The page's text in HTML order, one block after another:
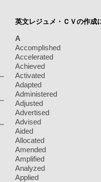
英文レジュメ・ＣＶの作成
A
Accomplished
Accelerated
Achieved
Activated
Adapted
Administered
Adjusted
Advertised
Advised
Aided
Allocated
Amended
Amplified
Analyzed
Applied